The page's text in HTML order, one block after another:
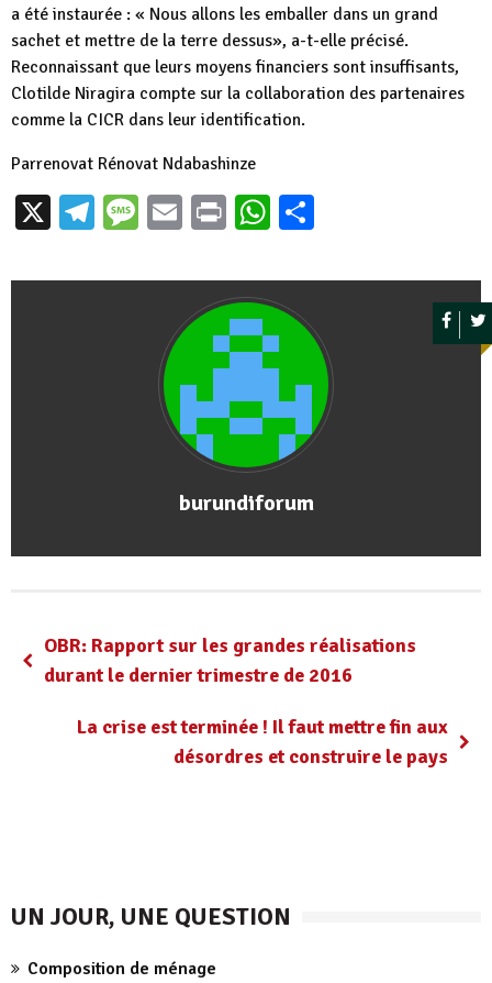
a été instaurée : « Nous allons les emballer dans un grand
sachet et mettre de la terre dessus», a-t-elle précisé.
Reconnaissant que leurs moyens financiers sont insuffisants,
Clotilde Niragira compte sur la collaboration des partenaires
comme la CICR dans leur identification.
Parrenovat Rénovat Ndabashinze
X Telegram
Message
EmailPrintWhatsApp
burundiforum
OBR: Rapport sur les grandes réalisations
durant le dernier trimestre de 2016
La crise est terminée ! Il faut mettre fin aux
désordres et construire le pays
UN JOUR, UNE QUESTION
Composition de ménage